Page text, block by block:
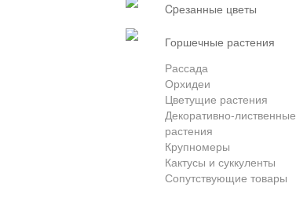
cpезанные цветы
горшечные растения
Рассада
Орхидеи
Цветущие растения
Декоративно-лиственные
растения
Крупномеры
Кактусы и суккуленты
Сопутствующие товары